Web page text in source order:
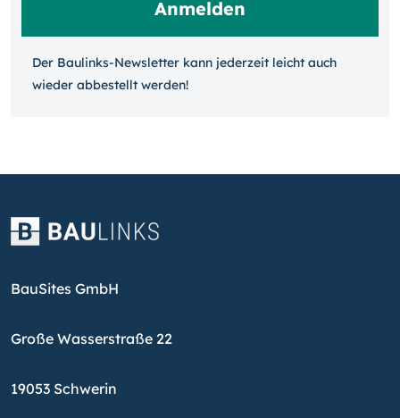
Der Baulinks-Newsletter kann jeder­zeit leicht auch
wieder ab­bestellt werden!
BauSites GmbH
Große Wasserstraße 22
19053 Schwerin